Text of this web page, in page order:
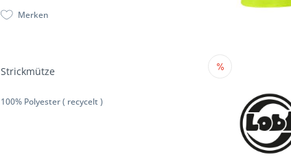
Merken
Strickmütze
100% Polyester ( recycelt )